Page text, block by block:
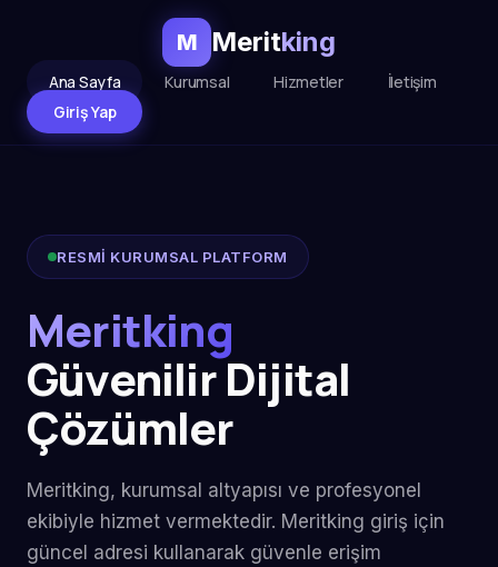
M Meritking
Ana Sayfa Kurumsal Hizmetler
İletişim
Giriş Yap
RESMİ KURUMSAL PLATFORM
Meritking
Güvenilir Dijital
Çözümler
Meritking, kurumsal altyapısı ve profesyonel
ekibiyle hizmet vermektedir. Meritking giriş için
güncel adresi kullanarak güvenle erişim